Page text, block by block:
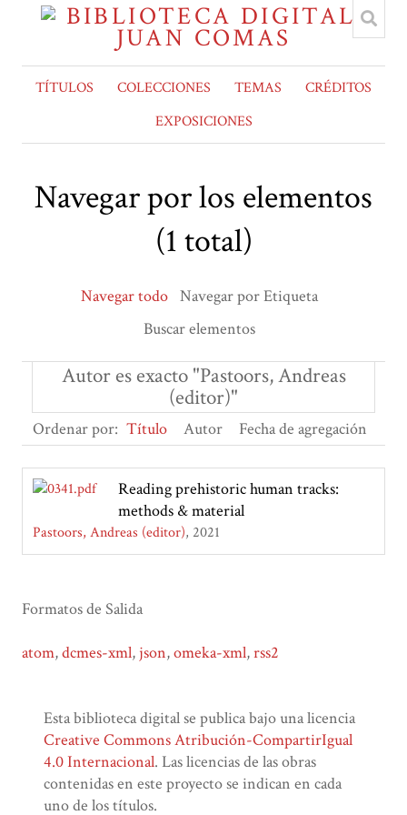
TÍTULOS COLECCIONES TEMAS
CRÉDITOS
EXPOSICIONES
Navegar por los elementos
(1 total)
Navegar todo Navegar por Etiqueta
Buscar elementos
Autor es exacto "Pastoors, Andreas
(editor)"
Ordenar por: Título Autor Fecha de agregación
Reading prehistoric human tracks:
methods & material
Pastoors, Andreas (editor) 2021
Formatos de Salida
atom,dcmes-xml, json,omeka-xml,rss2
Esta biblioteca digital se publica bajo una licencia
Creative Commons Atribución-CompartirIgual
4.0 Internacional. Las licencias de las obras
contenidas en este proyecto se indican en cada
uno de los títulos.